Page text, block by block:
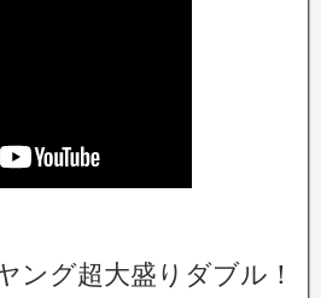
ング超大盛りダブル！